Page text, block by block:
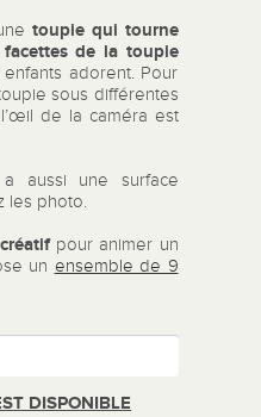
toupie qui tourne
facettes de la toupie
adorent. Pour
sous différentes
de la caméra est
aussi une surface
les photo.
pour animer un
un ensemble de 9
DISPONIBLE